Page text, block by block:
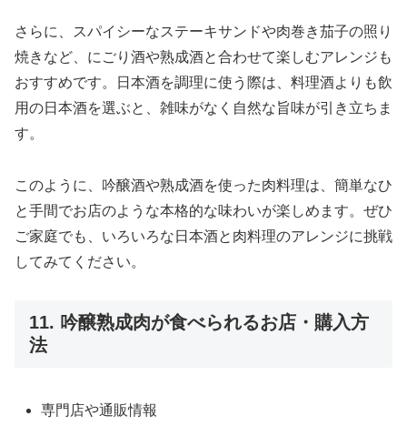
さらに、スパイシーなステーキサンドや肉巻き茄子の照り
焼きなど、にごり酒や熟成酒と合わせて楽しむアレンジも
おすすめです。日本酒を調理に使う際は、料理酒よりも飲
用の日本酒を選ぶと、雑味がなく自然な旨味が引き立ちま
す。
このように、吟醸酒や熟成酒を使った肉料理は、簡単なひ
と手間でお店のような本格的な味わいが楽しめます。ぜひ
ご家庭でも、いろいろな日本酒と肉料理のアレンジに挑戦
してみてください。
11. 吟醸熟成肉が食べられるお店・購入方
法
専門店や通販情報